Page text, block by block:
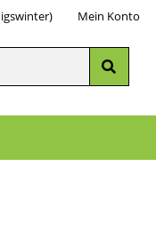
Mein Konto